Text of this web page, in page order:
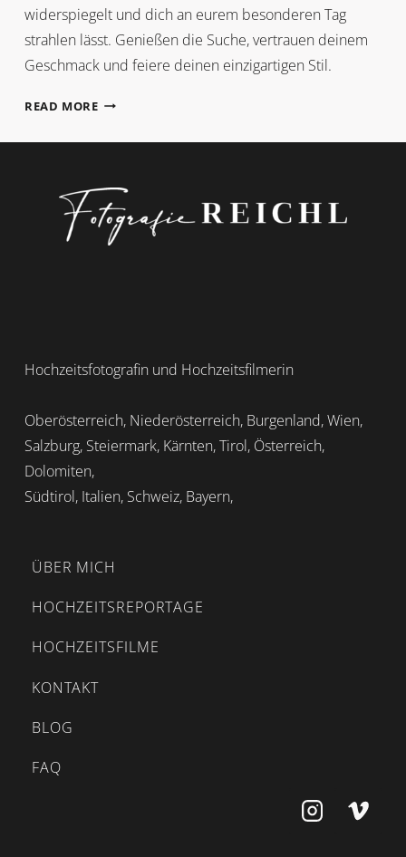
widerspiegelt und dich an eurem besonderen Tag
strahlen lässt. Genießen die Suche, vertrauen deinem
Geschmack und feiere deinen einzigartigen Stil.
READ MOREBRAUTKLEID
Hochzeitsfotografin und Hochzeitsfilmerin
Oberösterreich, Niederösterreich, Burgenland, Wien,
Salzburg, Steiermark, Kärnten, Tirol, Österreich,
Dolomiten,
Südtirol, Italien, Schweiz, Bayern,
ÜBER MICH
HOCHZEITSREPORTAGE
HOCHZEITSFILME
KONTAKT
BLOG
FAQ